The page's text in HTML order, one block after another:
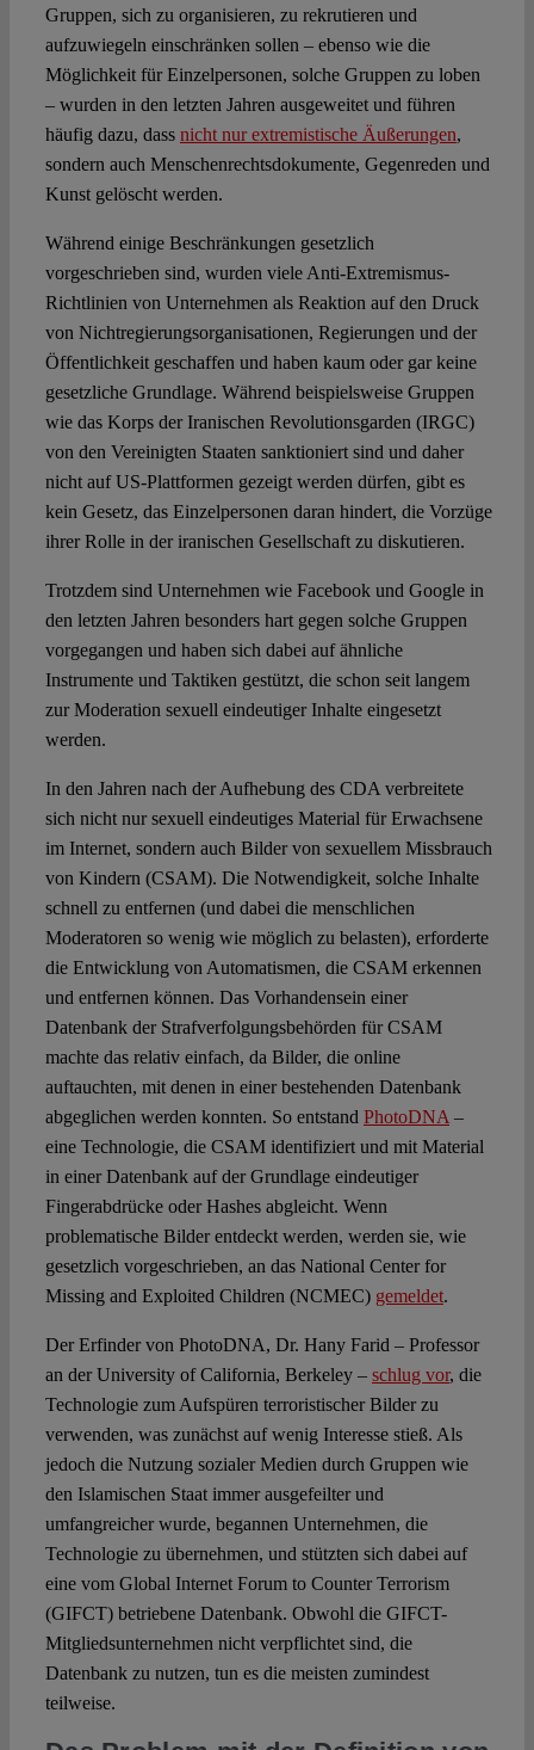
Gruppen, sich zu organisieren, zu rekrutieren und
aufzuwiegeln einschränken sollen – ebenso wie die
Möglichkeit für Einzelpersonen, solche Gruppen zu loben
– wurden in den letzten Jahren ausgeweitet und führen
häufig dazu, dass nicht nur extremistische Äußerungen,
sondern auch Menschenrechtsdokumente, Gegenreden und
Kunst gelöscht werden.
Während einige Beschränkungen gesetzlich
vorgeschrieben sind, wurden viele Anti-Extremismus-
Richtlinien von Unternehmen als Reaktion auf den Druck
von Nichtregierungsorganisationen, Regierungen und der
Öffentlichkeit geschaffen und haben kaum oder gar keine
gesetzliche Grundlage. Während beispielsweise Gruppen
wie das Korps der Iranischen Revolutionsgarden (IRGC)
von den Vereinigten Staaten sanktioniert sind und daher
nicht auf US-Plattformen gezeigt werden dürfen, gibt es
kein Gesetz, das Einzelpersonen daran hindert, die Vorzüge
ihrer Rolle in der iranischen Gesellschaft zu diskutieren.
Trotzdem sind Unternehmen wie Facebook und Google in
den letzten Jahren besonders hart gegen solche Gruppen
vorgegangen und haben sich dabei auf ähnliche
Instrumente und Taktiken gestützt, die schon seit langem
zur Moderation sexuell eindeutiger Inhalte eingesetzt
werden.
In den Jahren nach der Aufhebung des CDA verbreitete
sich nicht nur sexuell eindeutiges Material für Erwachsene
im Internet, sondern auch Bilder von sexuellem Missbrauch
von Kindern (CSAM). Die Notwendigkeit, solche Inhalte
schnell zu entfernen (und dabei die menschlichen
Moderatoren so wenig wie möglich zu belasten), erforderte
die Entwicklung von Automatismen, die CSAM erkennen
und entfernen können. Das Vorhandensein einer
Datenbank der Strafverfolgungsbehörden für CSAM
machte das relativ einfach, da Bilder, die online
auftauchten, mit denen in einer bestehenden Datenbank
abgeglichen werden konnten. So entstand PhotoDNA –
eine Technologie, die CSAM identifiziert und mit Material
in einer Datenbank auf der Grundlage eindeutiger
Fingerabdrücke oder Hashes abgleicht. Wenn
problematische Bilder entdeckt werden, werden sie, wie
gesetzlich vorgeschrieben, an das National Center for
Missing and Exploited Children (NCMEC) gemeldet.
Der Erfinder von PhotoDNA, Dr. Hany Farid – Professor
an der University of California, Berkeley – schlug vor, die
Technologie zum Aufspüren terroristischer Bilder zu
verwenden, was zunächst auf wenig Interesse stieß. Als
jedoch die Nutzung sozialer Medien durch Gruppen wie
den Islamischen Staat immer ausgefeilter und
umfangreicher wurde, begannen Unternehmen, die
Technologie zu übernehmen, und stützten sich dabei auf
eine vom Global Internet Forum to Counter Terrorism
(GIFCT) betriebene Datenbank. Obwohl die GIFCT-
Mitgliedsunternehmen nicht verpflichtet sind, die
Datenbank zu nutzen, tun es die meisten zumindest
teilweise.